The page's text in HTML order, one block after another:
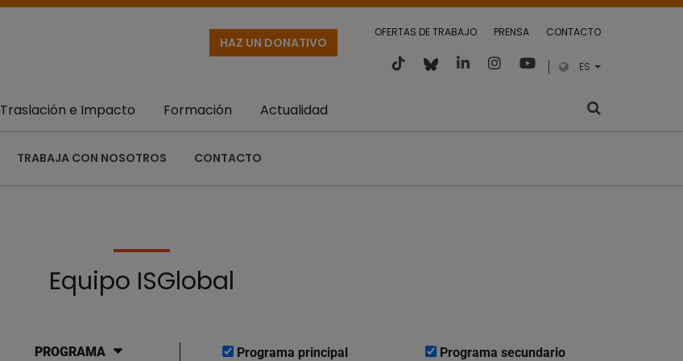
OFERTAS DE TRABAJO PRENSA CONTACTO
ES
HAZ UN DONATIVO
TRABAJA CON NOSOTROS CONTACTO
Traslación e Impacto Formación Actualidad
Equipo ISGlobal
PROGRAMA Programa principal Programa secundario